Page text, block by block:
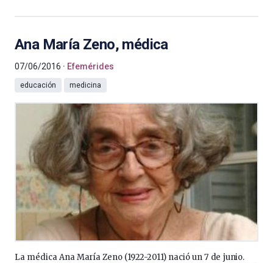
Ana María Zeno, médica
07/06/2016 Efemérides
educación medicina
La médica Ana María Zeno (1922-2011) nació un 7 de junio.